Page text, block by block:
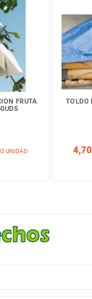
FRUTA
UNIDAD
TOLDO